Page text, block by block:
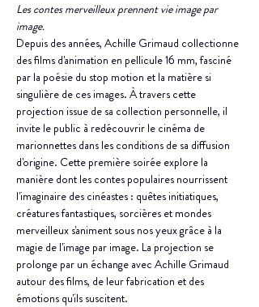
Les contes merveilleux prennent vie image par
image.
Depuis des années, Achille Grimaud collectionne
des films d'animation en pellicule 16 mm, fasciné
par la poésie du stop motion et la matière si
singulière de ces images. À travers cette
projection issue de sa collection personnelle, il
invite le public à redécouvrir le cinéma de
marionnettes dans les conditions de sa diffusion
d'origine. Cette première soirée explore la
manière dont les contes populaires nourrissent
l'imaginaire des cinéastes : quêtes initiatiques,
créatures fantastiques, sorcières et mondes
merveilleux s'animent sous nos yeux grâce à la
magie de l'image par image. La projection se
prolonge par un échange avec Achille Grimaud
autour des films, de leur fabrication et des
émotions qu'ils suscitent.